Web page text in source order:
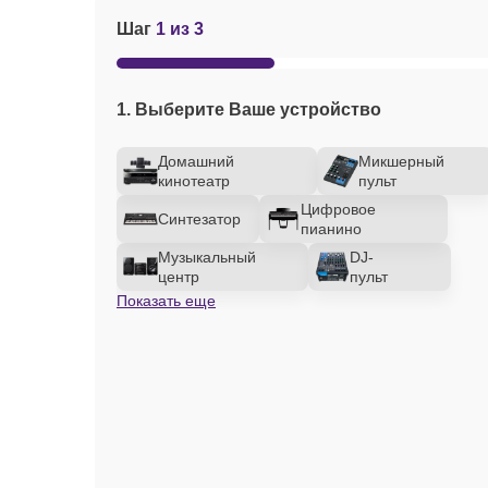
Шаг 1 из 3
1. Выберите Ваше устройство
Домашний
кинотеатр
Микшерный
пульт
Синтезатор
Цифровое
пианино
Музыкальный
центр
DJ-
пульт
Показать еще